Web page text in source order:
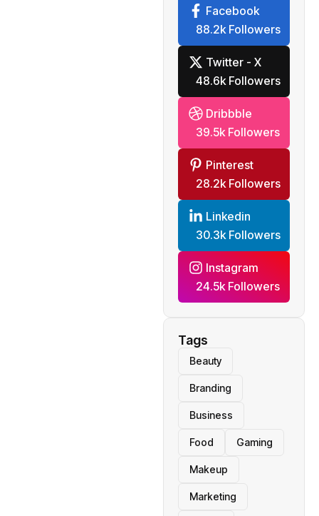
Facebook
88.2k Followers
Twitter - X
48.6k Followers
Dribbble
39.5k Followers
Pinterest
28.2k Followers
Linkedin
30.3k Followers
Instagram
24.5k Followers
Tags
Beauty
Branding
Business
Food Gaming
Makeup
Marketing